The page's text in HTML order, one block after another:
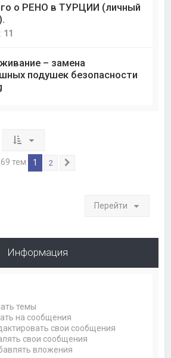
о РЕНО в ТУРЦИИ (личный
11
– замена
подушек безопасности
69 тем 1 2
Перейти
Информация
темы
на сообщения
свои сообщения
свои сообщения
вложения